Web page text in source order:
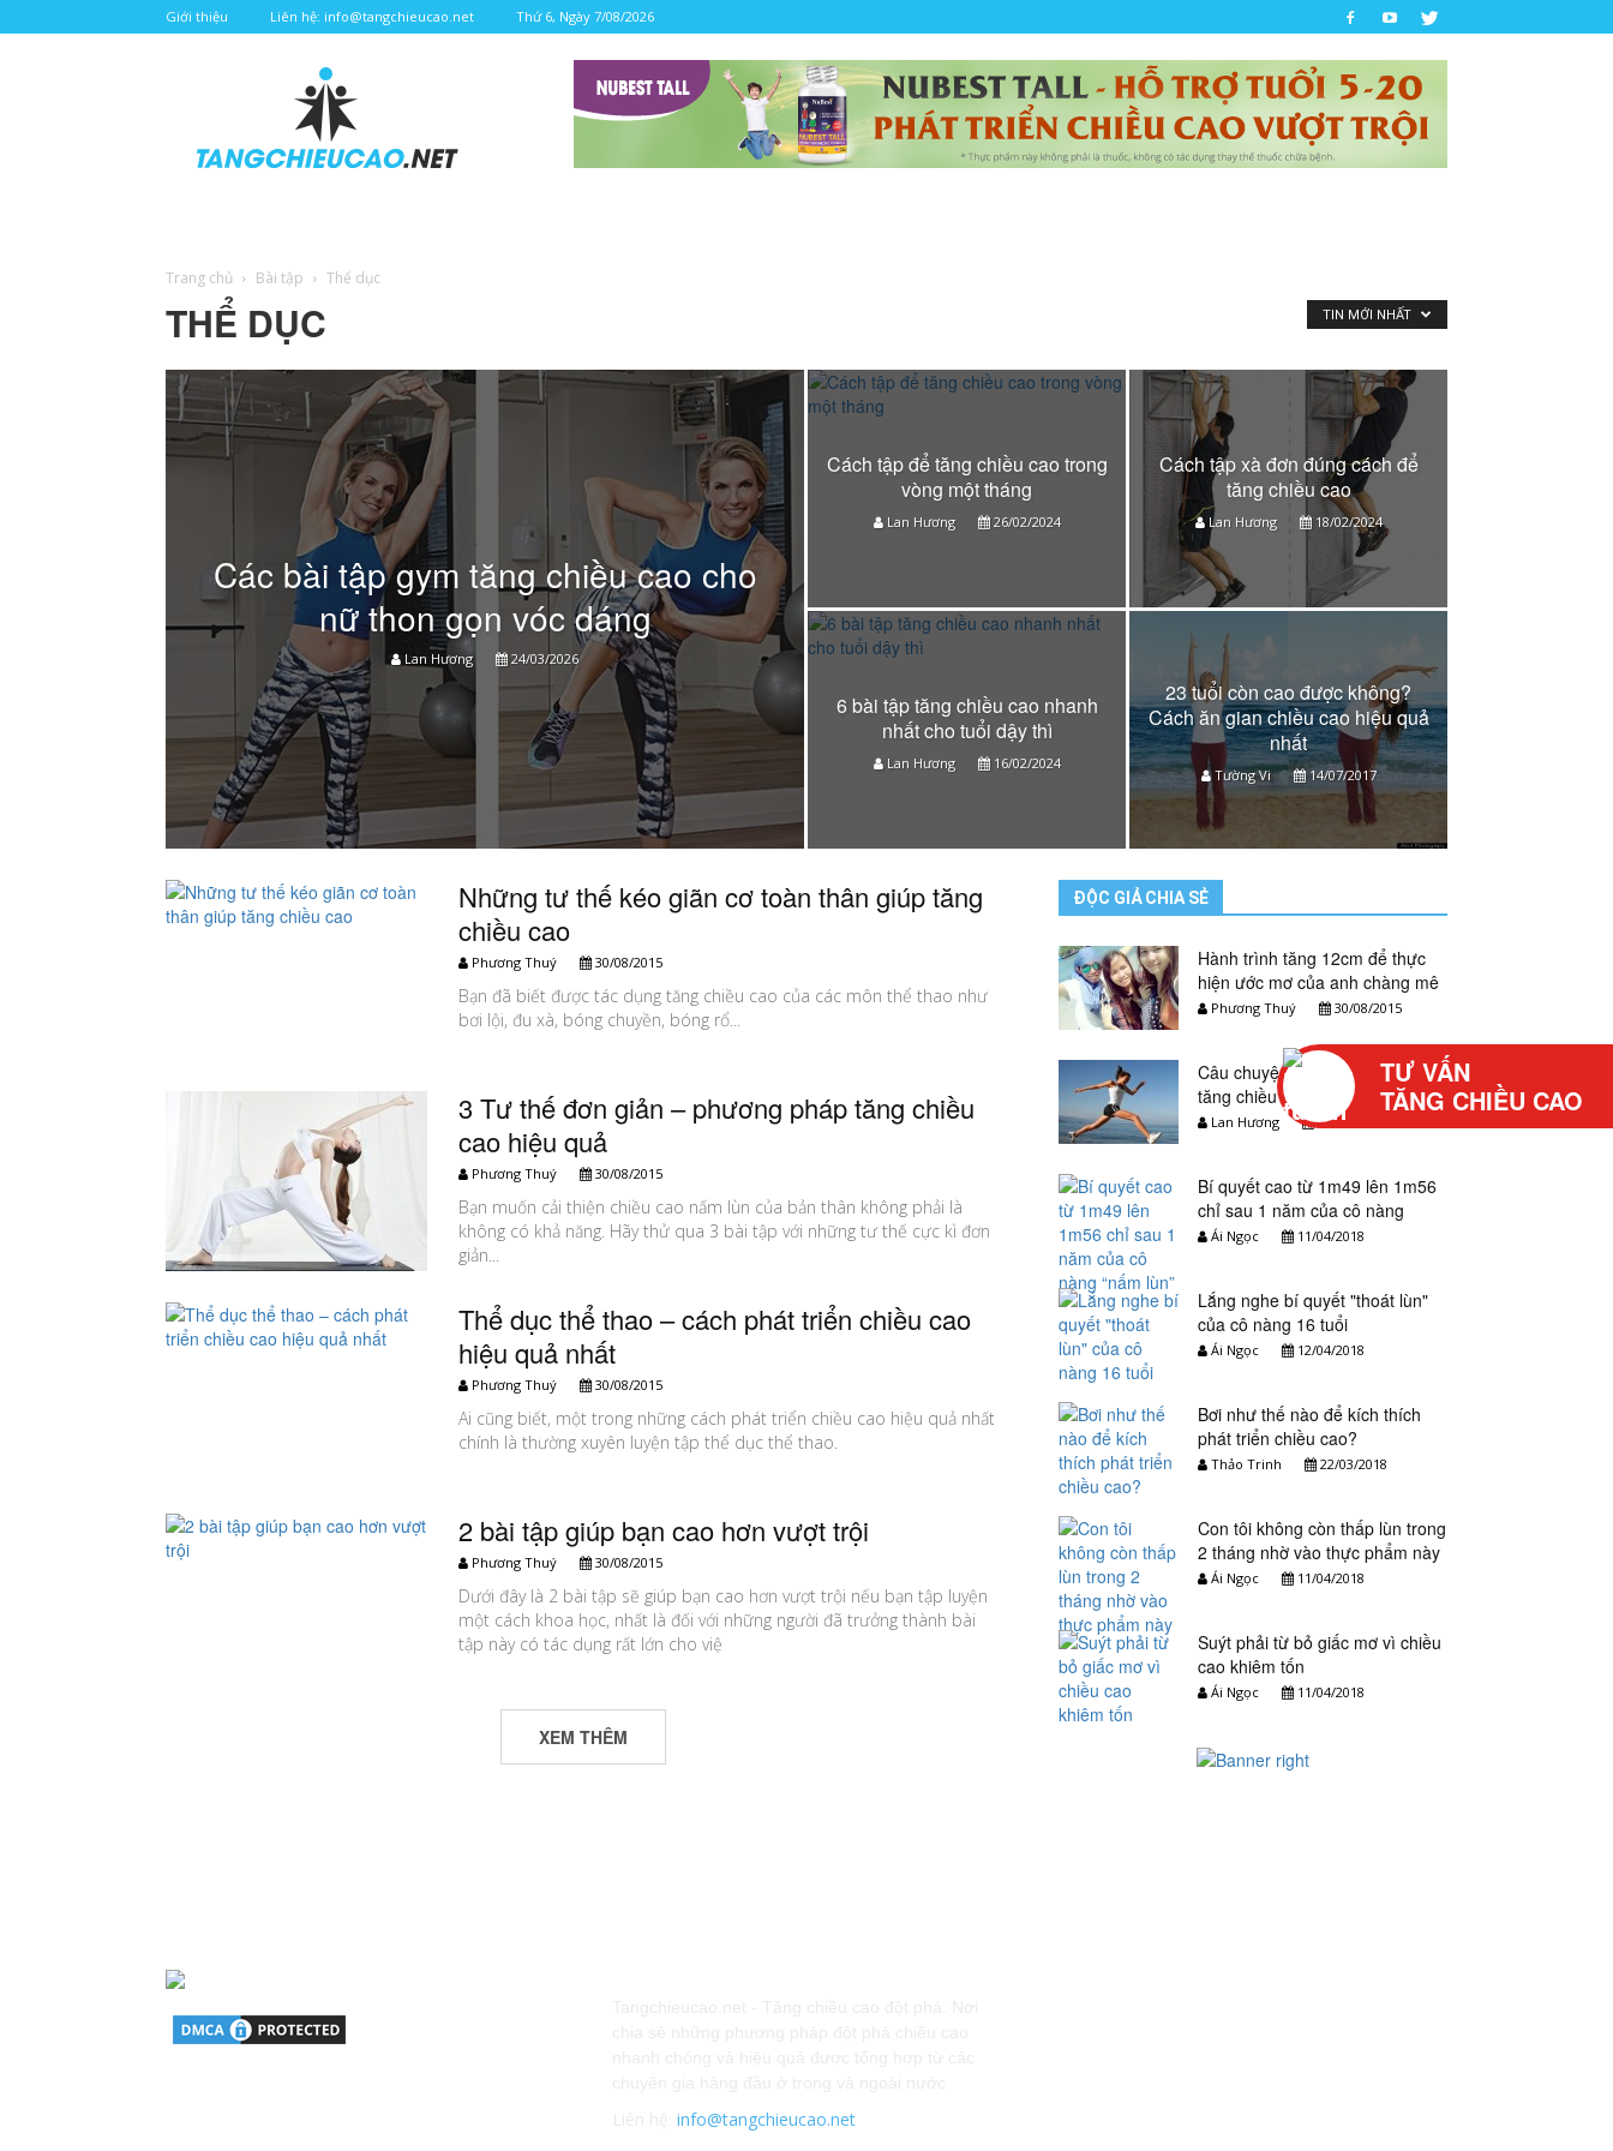
Giới thiệu Liên hệ: info@tangchieucao.net Thứ 6, Ngày 7/08/2026
Trang chủ Bài tập Thể dục
THỂ DỤC TIN MỚI NHẤT
Các bài tập gym tăng chiều cao cho
nữ thon gọn vóc dáng
Lan Hương 24/03/2026
Cách tập để tăng chiều cao trong
vòng một tháng
Lan Hương 26/02/2024
Cách tập xà đơn đúng cách để
tăng chiều cao
Lan Hương 18/02/2024
​​​​​​​6 bài tập tăng chiều cao nhanh
nhất cho tuổi dậy thì
Lan Hương 16/02/2024
23 tuổi còn cao được không?
Cách ăn gian chiều cao hiệu quả
nhất
Tường Vi 14/07/2017
Những tư thế kéo giãn cơ toàn thân giúp tăng
chiều cao
Phương Thuý 30/08/2015
Bạn đã biết được tác dụng tăng chiều cao của các môn thể thao như
bơi lội, đu xà, bóng chuyền, bóng rổ...
3 Tư thế đơn giản – phương pháp tăng chiều
cao hiệu quả
Phương Thuý 30/08/2015
Bạn muốn cải thiện chiều cao nấm lùn của bản thân không phải là
không có khả năng. Hãy thử qua 3 bài tập với những tư thế cực kì đơn
giản...
Thể dục thể thao – cách phát triển chiều cao
hiệu quả nhất
Phương Thuý 30/08/2015
Ai cũng biết, một trong những cách phát triển chiều cao hiệu quả nhất
chính là thường xuyên luyện tập thể dục thể thao.
2 bài tập giúp bạn cao hơn vượt trội
Phương Thuý 30/08/2015
Dưới đây là 2 bài tập sẽ giúp bạn cao hơn vượt trội nếu bạn tập luyện
một cách khoa học, nhất là đối với những người đã trưởng thành bài
tập này có tác dụng rất lớn cho việ
XEM THÊM
ĐỘC GIẢ CHIA SẺ
Hành trình tăng 12cm để thực
hiện ước mơ của anh chàng mê
du lịch
Phương Thuý 30/08/2015
Câu chuyện của một nấm lùn
tăng chiều cao thành công
Lan Hương 30/08/2015
Bí quyết cao từ 1m49 lên 1m56
chỉ sau 1 năm của cô nàng
“nấm lùn”
Ái Ngọc 11/04/2018
Lắng nghe bí quyết "thoát lùn"
của cô nàng 16 tuổi
Ái Ngọc 12/04/2018
Bơi như thế nào để kích thích
phát triển chiều cao?
Thảo Trinh 22/03/2018
Con tôi không còn thấp lùn trong
2 tháng nhờ vào thực phẩm này
Ái Ngọc 11/04/2018
Suýt phải từ bỏ giấc mơ vì chiều
cao khiêm tốn
Ái Ngọc 11/04/2018
info@tangchieucao.net
TƯ VẤN
TĂNG CHIỀU CAO